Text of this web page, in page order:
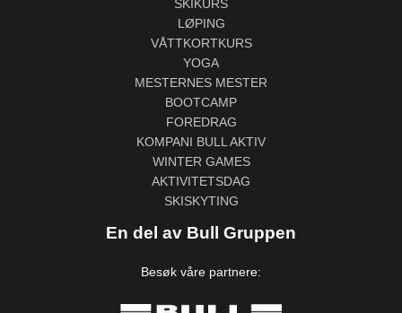
SKIKURS
LØPING
VÅTTKORTKURS
YOGA
MESTERNES MESTER
BOOTCAMP
FOREDRAG
KOMPANI BULL AKTIV
WINTER GAMES
AKTIVITETSDAG
SKISKYTING
En del av Bull Gruppen
Besøk våre partnere: